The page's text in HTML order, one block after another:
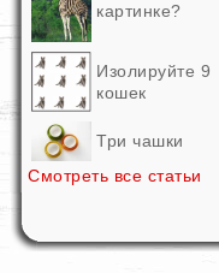
картинке?
Изолируйте 9
кошек
Три чашки
Смотреть все статьи